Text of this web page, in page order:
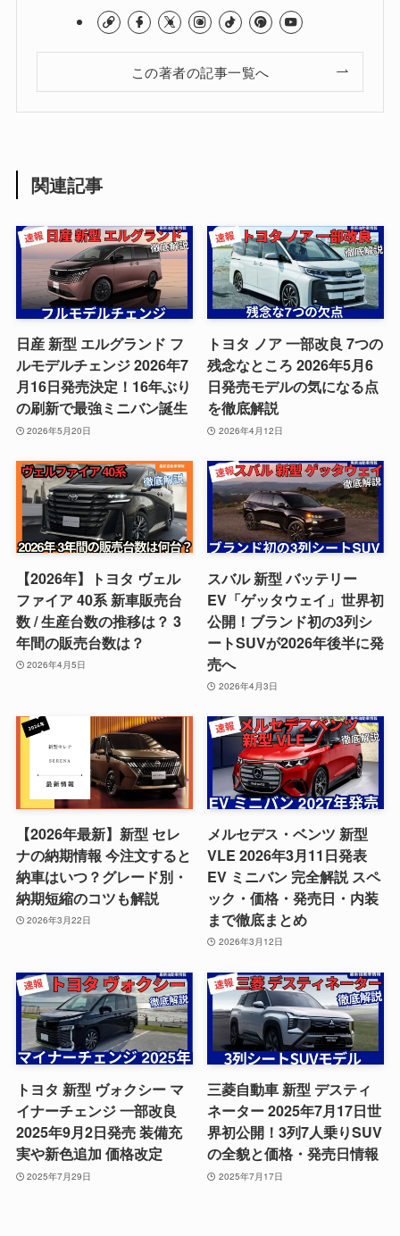
この著者の記事一覧へ
関連記事
日産 新型 エルグランド フ
ルモデルチェンジ 2026年7
月16日発売決定！16年ぶり
の刷新で最強ミニバン誕生
2026年5月20日
トヨタ ノア 一部改良 7つの
残念なところ 2026年5月6
日発売モデルの気になる点
を徹底解説
2026年4月12日
【2026年】トヨタ ヴェル
ファイア 40系 新車販売台
数 / 生産台数の推移は？ 3
年間の販売台数は？
2026年4月5日
スバル 新型 バッテリー
EV「ゲッタウェイ」世界初
公開！ブランド初の3列シ
ートSUVが2026年後半に発
売へ
2026年4月3日
【2026年最新】新型 セレ
ナの納期情報 今注文すると
納車はいつ？グレード別・
納期短縮のコツも解説
2026年3月22日
メルセデス・ベンツ 新型
VLE 2026年3月11日発表
EV ミニバン 完全解説 スペ
ック・価格・発売日・内装
まで徹底まとめ
2026年3月12日
トヨタ 新型 ヴォクシー マ
イナーチェンジ 一部改良
2025年9月2日発売 装備充
実や新色追加 価格改定
2025年7月29日
三菱自動車 新型 デスティ
ネーター 2025年7月17日世
界初公開！3列7人乗りSUV
の全貌と価格・発売日情報
2025年7月17日